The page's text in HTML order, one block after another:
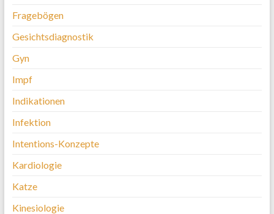
Fragebögen
Gesichtsdiagnostik
Gyn
Impf
Indikationen
Infektion
Intentions-Konzepte
Kardiologie
Katze
Kinesiologie